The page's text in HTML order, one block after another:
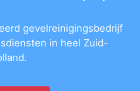
gevelreinigingsbedrijf
in heel Zuid-